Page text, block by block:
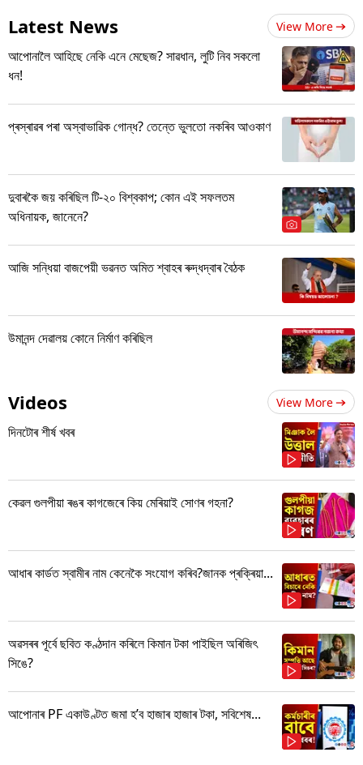
Latest News View More
আপোনালৈ আহিছে নেকি এনে মেছেজ? সাৱধান, লুটি নিব সকলো
ধন!
প্ৰস্ৰাৱৰ পৰা অস্বাভাৱিক গোন্ধ? তেন্তে ভুলতো নকৰিব আওকাণ
দুবাৰকৈ জয় কৰিছিল টি-২০ বিশ্বকাপ; কোন এই সফলতম
অধিনায়ক, জানেনে?
আজি সন্ধিয়া বাজপেয়ী ভৱনত অমিত শ্বাহৰ ৰুদ্ধদ্বাৰ বৈঠক
উমানন্দ দেৱালয় কোনে নিৰ্মাণ কৰিছিল
Videos View More
দিনটোৰ শীৰ্ষ খবৰ
কেৱল গুলপীয়া ৰঙৰ কাগজেৰে কিয় মেৰিয়াই সোণৰ গহনা?
আধাৰ কাৰ্ডত স্বামীৰ নাম কেনেকৈ সংযোগ কৰিব?জানক প্ৰক্ৰিয়া...
অৱসৰৰ পূৰ্বে ছবিত কণ্ঠদান কৰিলে কিমান টকা পাইছিল অৰিজিৎ
সিঙে?
আপোনাৰ PF একাউণ্টত জমা হ’ব হাজাৰ হাজাৰ টকা, সবিশেষ...